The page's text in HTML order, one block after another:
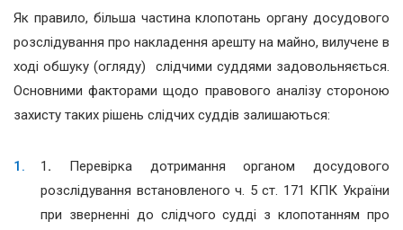
Як правило, більша частина клопотань органу досудового
розслідування про накладення арешту на майно, вилучене в
ході обшуку (огляду) слідчими суддями задовольняється.
Основними факторами щодо правового аналізу стороною
захисту таких рішень слідчих суддів залишаються:
1 . Перевірка дотримання органом досудового
розслідування встановленого ч. 5 ст. 171 КПК України
при зверненні до слідчого судді з клопотанням про